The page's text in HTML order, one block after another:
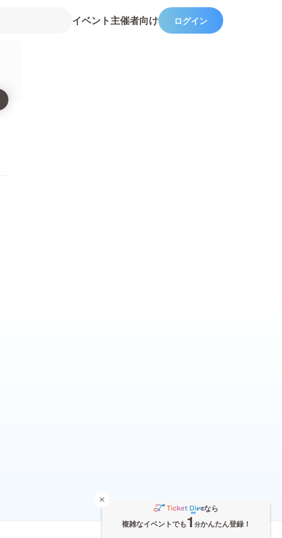
イベント主催者向け ログイン
なら
複雑なイベントでも1 分かんたん登録！